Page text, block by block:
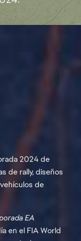
2024 de
de rally, diseños
de
EA
en el FIA World